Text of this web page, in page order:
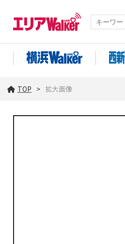
TOP 拡大画像